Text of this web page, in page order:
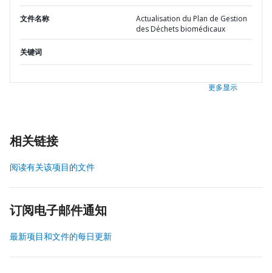
文件名称
Actualisation du Plan de Gestion
des Déchets biomédicaux
关键词
更多显示
相关链接
阅读有关该项目的文件
订阅电子邮件通知
最新项目和文件的每日更新